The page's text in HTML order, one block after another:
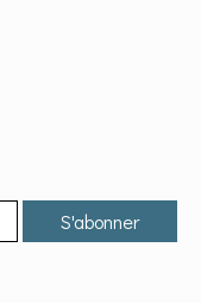
S'abonner